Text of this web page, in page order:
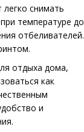
снимать
температуре до
отбеливателей.
отдыха дома,
как
и